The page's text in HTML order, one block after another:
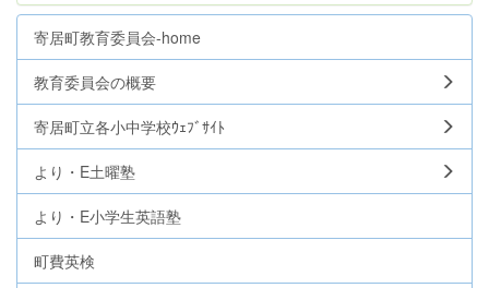
寄居町教育委員会-home
教育委員会の概要
寄居町立各小中学校ｳｪﾌﾞｻｲﾄ
より・E土曜塾
より・E小学生英語塾
町費英検